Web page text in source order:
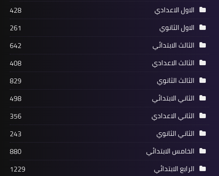
الاول الاعدادي
428
الاول الثانوي
261
الثالث الابتدائي
642
الثالث الاعدادي
408
الثالث الثانوي
829
الثاني الابتدائي
498
الثاني الاعدادي
356
الثاني الثانوي
243
الخامس الابتدائي
880
الرابع الابتدائي
1229